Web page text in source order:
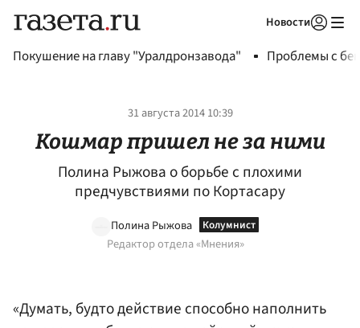
Новости
Покушение на главу "Уралдронзавода" Проблемы с
31 августа 2014 10:39
Кошмар пришел не за ними
Полина Рыжова о борьбе с плохими
предчувствиями по Кортасару
Полина Рыжова
Редактор отдела «Мнения»
«Думать, будто действие способно наполнить